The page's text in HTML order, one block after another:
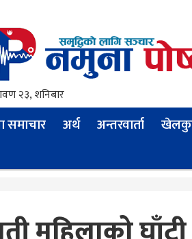
२३, शनिबार
समाचार अर्थ अन्तरवार्ता